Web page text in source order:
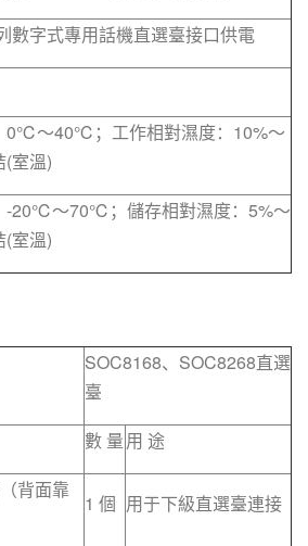
數字式專用話機直選臺接口供電
0℃～40℃；工作相對濕度：10%～
(室溫)
-20℃～70℃；儲存相對濕度：5%～
(室溫)
SOC8168、SOC8268直選
臺
數 量用 途
背面靠
1 個 用于下級直選臺連接